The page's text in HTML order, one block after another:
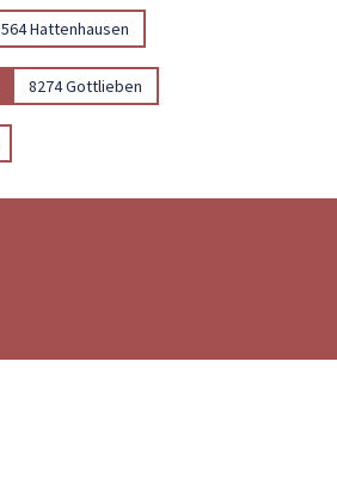
Hattenhausen
8274 Gottlieben